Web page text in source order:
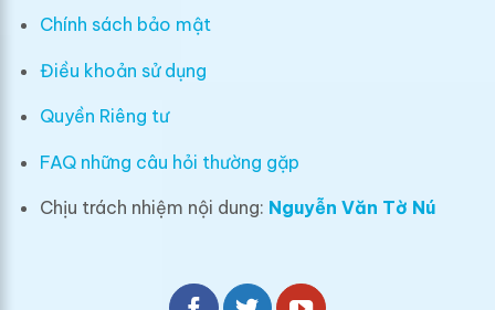
Chính sách bảo mật
Điều khoản sử dụng
Quyền Riêng tư
FAQ những câu hỏi thường gặp
Chịu trách nhiệm nội dung: Nguyễn Văn Tờ Nú